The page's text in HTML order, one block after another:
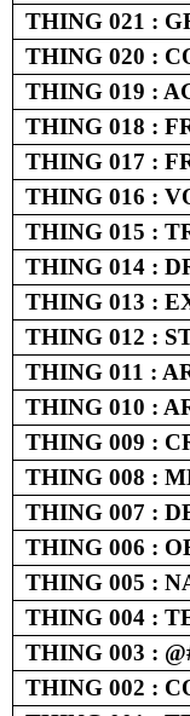
THING 021 :
THING 020 :
THING 019 :
THING 018 :
THING 017 :
THING 016 :
THING 015 :
THING 014 :
THING 013 :
THING 012 :
THING 011 :
THING 010 :
THING 009 :
THING 008 :
THING 007 :
THING 006 :
THING 005 :
THING 004 :
THING 003 :
THING 002 :